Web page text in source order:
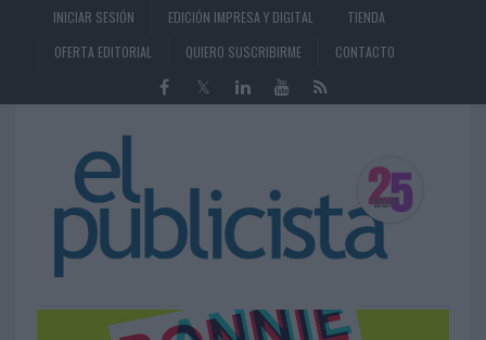
INICIAR SESIÓN EDICIÓN IMPRESA Y DIGITAL
TIENDA
OFERTA EDITORIAL
QUIERO SUSCRIBIRME CONTACTO